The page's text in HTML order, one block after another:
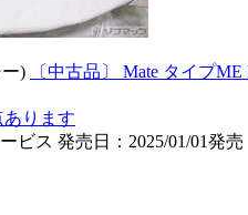
)
〔中古品〕 Mate タイプ
ります
ビス 発売日：2025/01/01発売